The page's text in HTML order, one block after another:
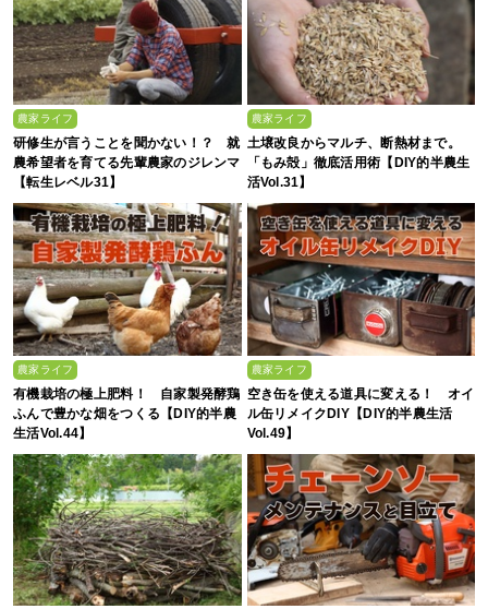
農家ライフ
研修生が言うことを聞かない！？ 就
農希望者を育てる先輩農家のジレンマ
【転生レベル31】
農家ライフ
土壌改良からマルチ、断熱材まで。
「もみ殻」徹底活用術【DIY的半農生
活Vol.31】
農家ライフ
有機栽培の極上肥料！ 自家製発酵鶏
ふんで豊かな畑をつくる【DIY的半農
生活Vol.44】
農家ライフ
空き缶を使える道具に変える！ オイ
ル缶リメイクDIY【DIY的半農生活
Vol.49】